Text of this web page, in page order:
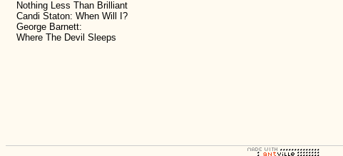
Nothing Less Than Brilliant
Candi Staton: When Will I?
George Barnett:
Where The Devil Sleeps